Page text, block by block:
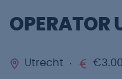
OPERATOR
Utrecht